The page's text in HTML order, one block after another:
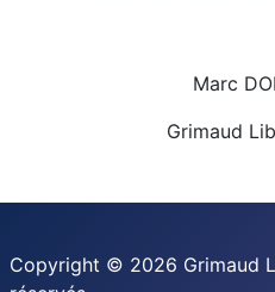
Marc
Grimaud
Copyright © 2026 Grimaud